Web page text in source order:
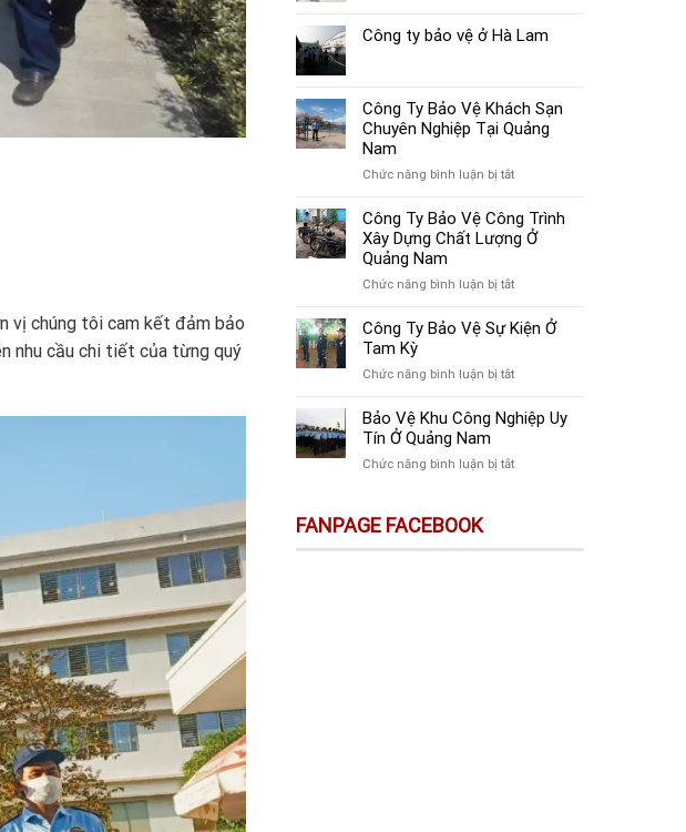
vị chúng tôi cam kết đảm bảo
nhu cầu chi tiết của từng quý
Công ty bảo vệ ở Hà Lam
Công Ty Bảo Vệ Khách Sạn
Chuyên Nghiệp Tại Quảng
Nam
Chức năng bình luận bị tắtở
Ty
Bảo
Nghiệp
Quảng
Công Ty Bảo Vệ Công Trình
Xây Dựng Chất Lượng Ở
Quảng Nam
Chức năng bình luận bị tắtở
Ty
Xây
Chất
Công Ty Bảo Vệ Sự Kiện Ở
Tam Kỳ
Chức năng bình luận bị tắtở
Ty
Kỳ
Bảo Vệ Khu Công Nghiệp Uy
Tín Ở Quảng Nam
Chức năng bình luận bị tắtở
FANPAGE FACEBOOK